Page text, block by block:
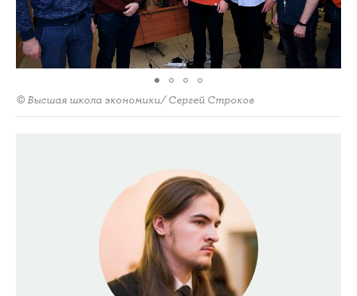
© Высшая школа экономики/ Сергей Строков